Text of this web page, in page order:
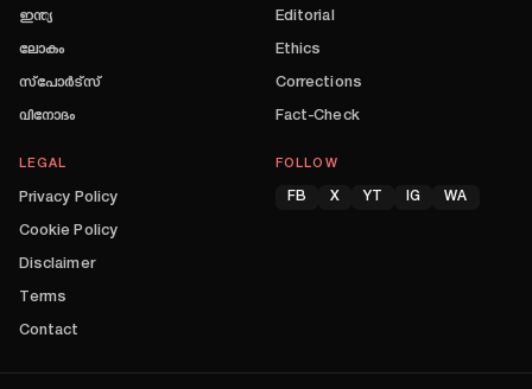
ഇന്ത്യ
ലോകം
സ്പോർട്സ്
വിനോദം
Editorial
Ethics
Corrections
Fact-Check
LEGAL
Privacy Policy
Cookie Policy
Disclaimer
Terms
Contact
FOLLOW
FB X YT IG WA